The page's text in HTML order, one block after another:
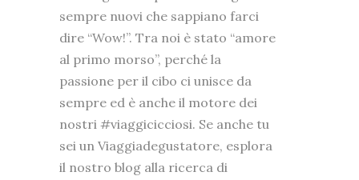
sempre nuovi che sappiano farci
dire “Wow!”. Tra noi è stato “amore
al primo morso”, perché la
passione per il cibo ci unisce da
sempre ed è anche il motore dei
nostri #viaggicicciosi. Se anche tu
sei un Viaggiadegustatore, esplora
il nostro blog alla ricerca di